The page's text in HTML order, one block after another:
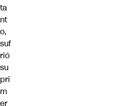
ta
nt
o,
suf
rió
su
pri
m
er